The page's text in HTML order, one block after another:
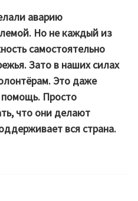
аварию
Но не каждый из
самостоятельно
Зато в наших силах
Это даже
Просто
что они делают
вся страна.